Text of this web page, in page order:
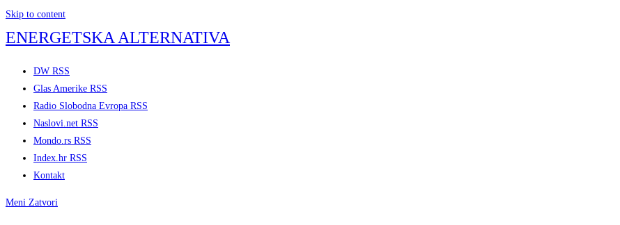
Skip to content
ENERGETSKA ALTERNATIVA
DW RSS
Glas Amerike RSS
Radio Slobodna Evropa RSS
Naslovi.net RSS
Mondo.rs RSS
Index.hr RSS
Kontakt
Meni Zatvori